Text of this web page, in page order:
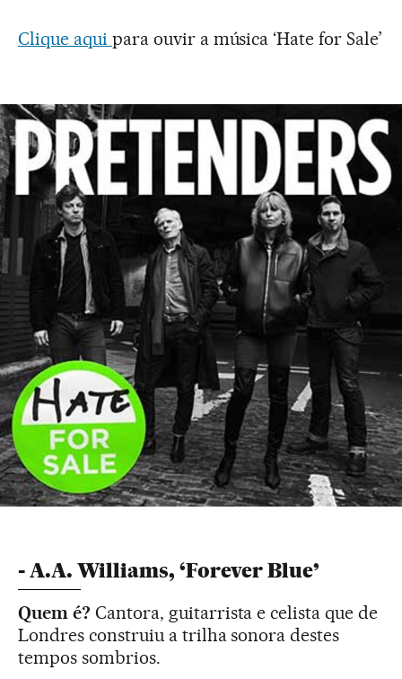
Clique aqui para ouvir a música ‘Hate for Sale’
- A.A. Williams, ‘Forever Blue’
Quem é? Cantora, guitarrista e celista que de
Londres construiu a trilha sonora destes
tempos sombrios.